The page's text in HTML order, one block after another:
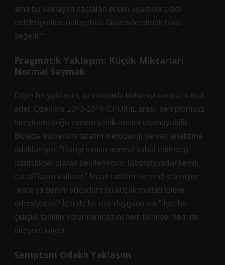
ama bu yaklaşım hastaları erken uyararak ciddi
enfeksiyonları önleyebilir. Güvende olmak hissi
değerli.”
Pragmatik Yaklaşım: Küçük Miktarları
Normal Saymak
Diğer bir yaklaşım, az miktarda bakteriyi normal kabul
eder. Özellikle 10^3-10^4 CFU/mL arası, semptomsuz
bireylerde çoğu zaman klinik anlam taşımayabilir.
Burada mühendis tarafım metodoloji ve veri analizine
odaklanıyor: “Hangi sınırın normal kabul edileceği
istatistiksel olarak belirlenebilir; laboratuvarlar kendi
cut-off’larını kullanır.” İnsan tarafım ise endişeleniyor:
“Ama ya benim vücudum bu küçük miktarı tolere
edemiyorsa? İçimde bir risk duygusu var.” İşte bu
çelişki, tahlilin yorumlanmasını hem bilimsel hem de
bireysel kılıyor.
Semptom Odaklı Yaklaşım